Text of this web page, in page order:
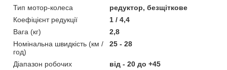
Тип мотор-колеса
редуктор, безщіткове
Коефіцієнт редукції
1 / 4,4
Вага (кг)
2,8
Номінальна швидкість (км /
год)
25 - 28
Діапазон робочих
від - 20 до +45